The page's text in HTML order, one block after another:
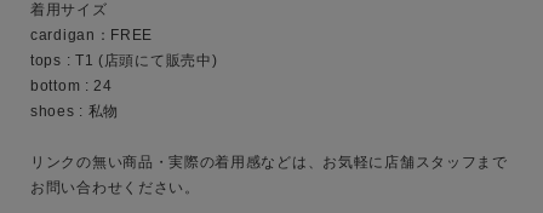
カテゴリ
サイズ
着用サイズ
cardigan：FREE
tops : T1 (店頭にて販売中)
bottom : 24
shoes : 私物
リンクの無い商品・実際の着用感などは、お気軽に店舗スタッフまで
お問い合わせください。